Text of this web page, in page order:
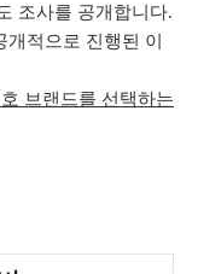
조사를 공개합니다.
적으로 진행된 이
브랜드를 선택하는